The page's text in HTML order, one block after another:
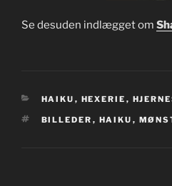
Se desuden indlægget om
KATEGORIER
HAIKU , HEXERIE ,
TAGS
BILLEDER , HAIKU ,